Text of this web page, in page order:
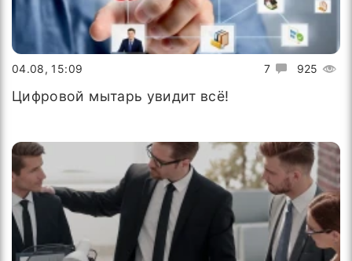
7 925
04.08, 15:09
Цифровой мытарь увидит всё!